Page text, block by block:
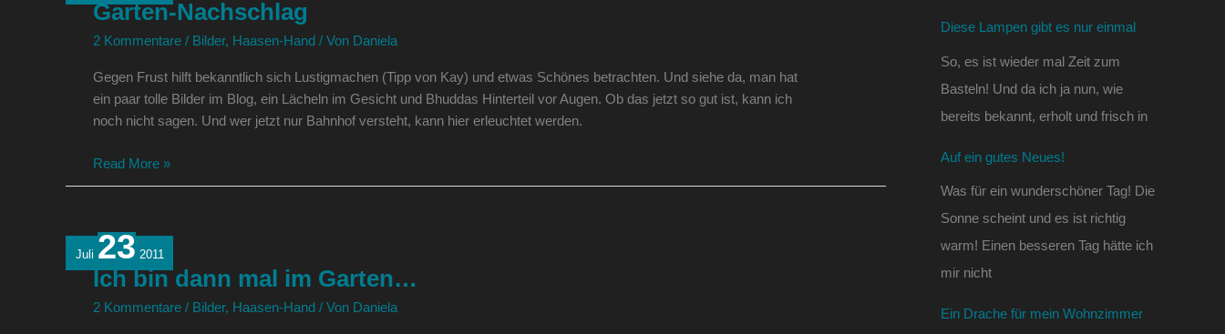
Garten-Nachschlag
2 Kommentare / Bilder, Haasen-Hand / Von Daniela
Gegen Frust hilft bekanntlich sich Lustigmachen (Tipp von Kay) und etwas Schönes betrachten. Und siehe da, man hat
ein paar tolle Bilder im Blog, ein Lächeln im Gesicht und Bhuddas Hinterteil vor Augen. Ob das jetzt so gut ist, kann ich
noch nicht sagen. Und wer jetzt nur Bahnhof versteht, kann hier erleuchtet werden.
Read More »
Juli 23 2011
Ich bin dann mal im Garten…
2 Kommentare / Bilder, Haasen-Hand / Von Daniela
Ich
bin
dann
mal
Diese Lampen gibt es nur einmal
So, es ist wieder mal Zeit zum
Basteln! Und da ich ja nun, wie
bereits bekannt, erholt und frisch in
Auf ein gutes Neues!
Was für ein wunderschöner Tag! Die
Sonne scheint und es ist richtig
warm! Einen besseren Tag hätte ich
mir nicht
Ein Drache für mein Wohnzimmer